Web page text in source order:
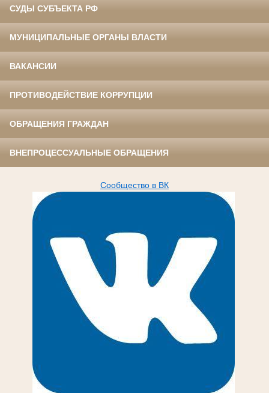
СУДЫ СУБЪЕКТА РФ
МУНИЦИПАЛЬНЫЕ ОРГАНЫ ВЛАСТИ
ВАКАНСИИ
ПРОТИВОДЕЙСТВИЕ КОРРУПЦИИ
ОБРАЩЕНИЯ ГРАЖДАН
ВНЕПРОЦЕССУАЛЬНЫЕ ОБРАЩЕНИЯ
Сообщество в ВК